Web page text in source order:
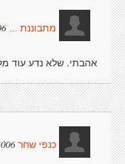
מתבוננת ...
אהבתי. שלא נדע עוד
כנפי שחר